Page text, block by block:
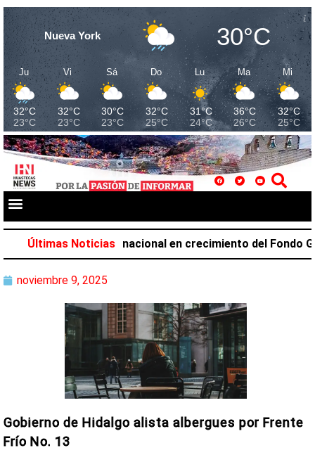
Nueva York 30°C
Ju
32°C
23°C
Vi
32°C
23°C
Sá
30°C
23°C
Do
32°C
25°C
Lu
31°C
24°C
Ma
36°C
26°C
Mi
32°C
25°C
Últimas Noticias
el primer lugar nacional en crecimiento del Fondo
noviembre 9, 2025
Gobierno de Hidalgo alista albergues por Frente
Frío No. 13